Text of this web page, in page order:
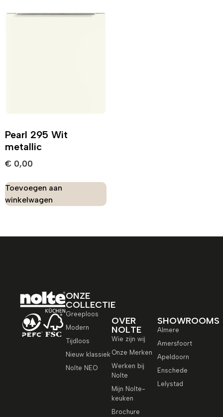
Pearl 295 Wit
metallic
€ 0,00
Toevoegen aan
winkelwagen
ONZE
COLLECTIE
Greeploos
Modern
Tijdloos
Nieuw klassiek
Nolte NEO
OVER
NOLTE
Wie zijn wij
Onze Merken
Werken bij
Nolte
Mijn Nolte-
keuken
Brochure
SHOWROOMS
Almere
Amersfoort
Apeldoorn
Enschede
Lelystad